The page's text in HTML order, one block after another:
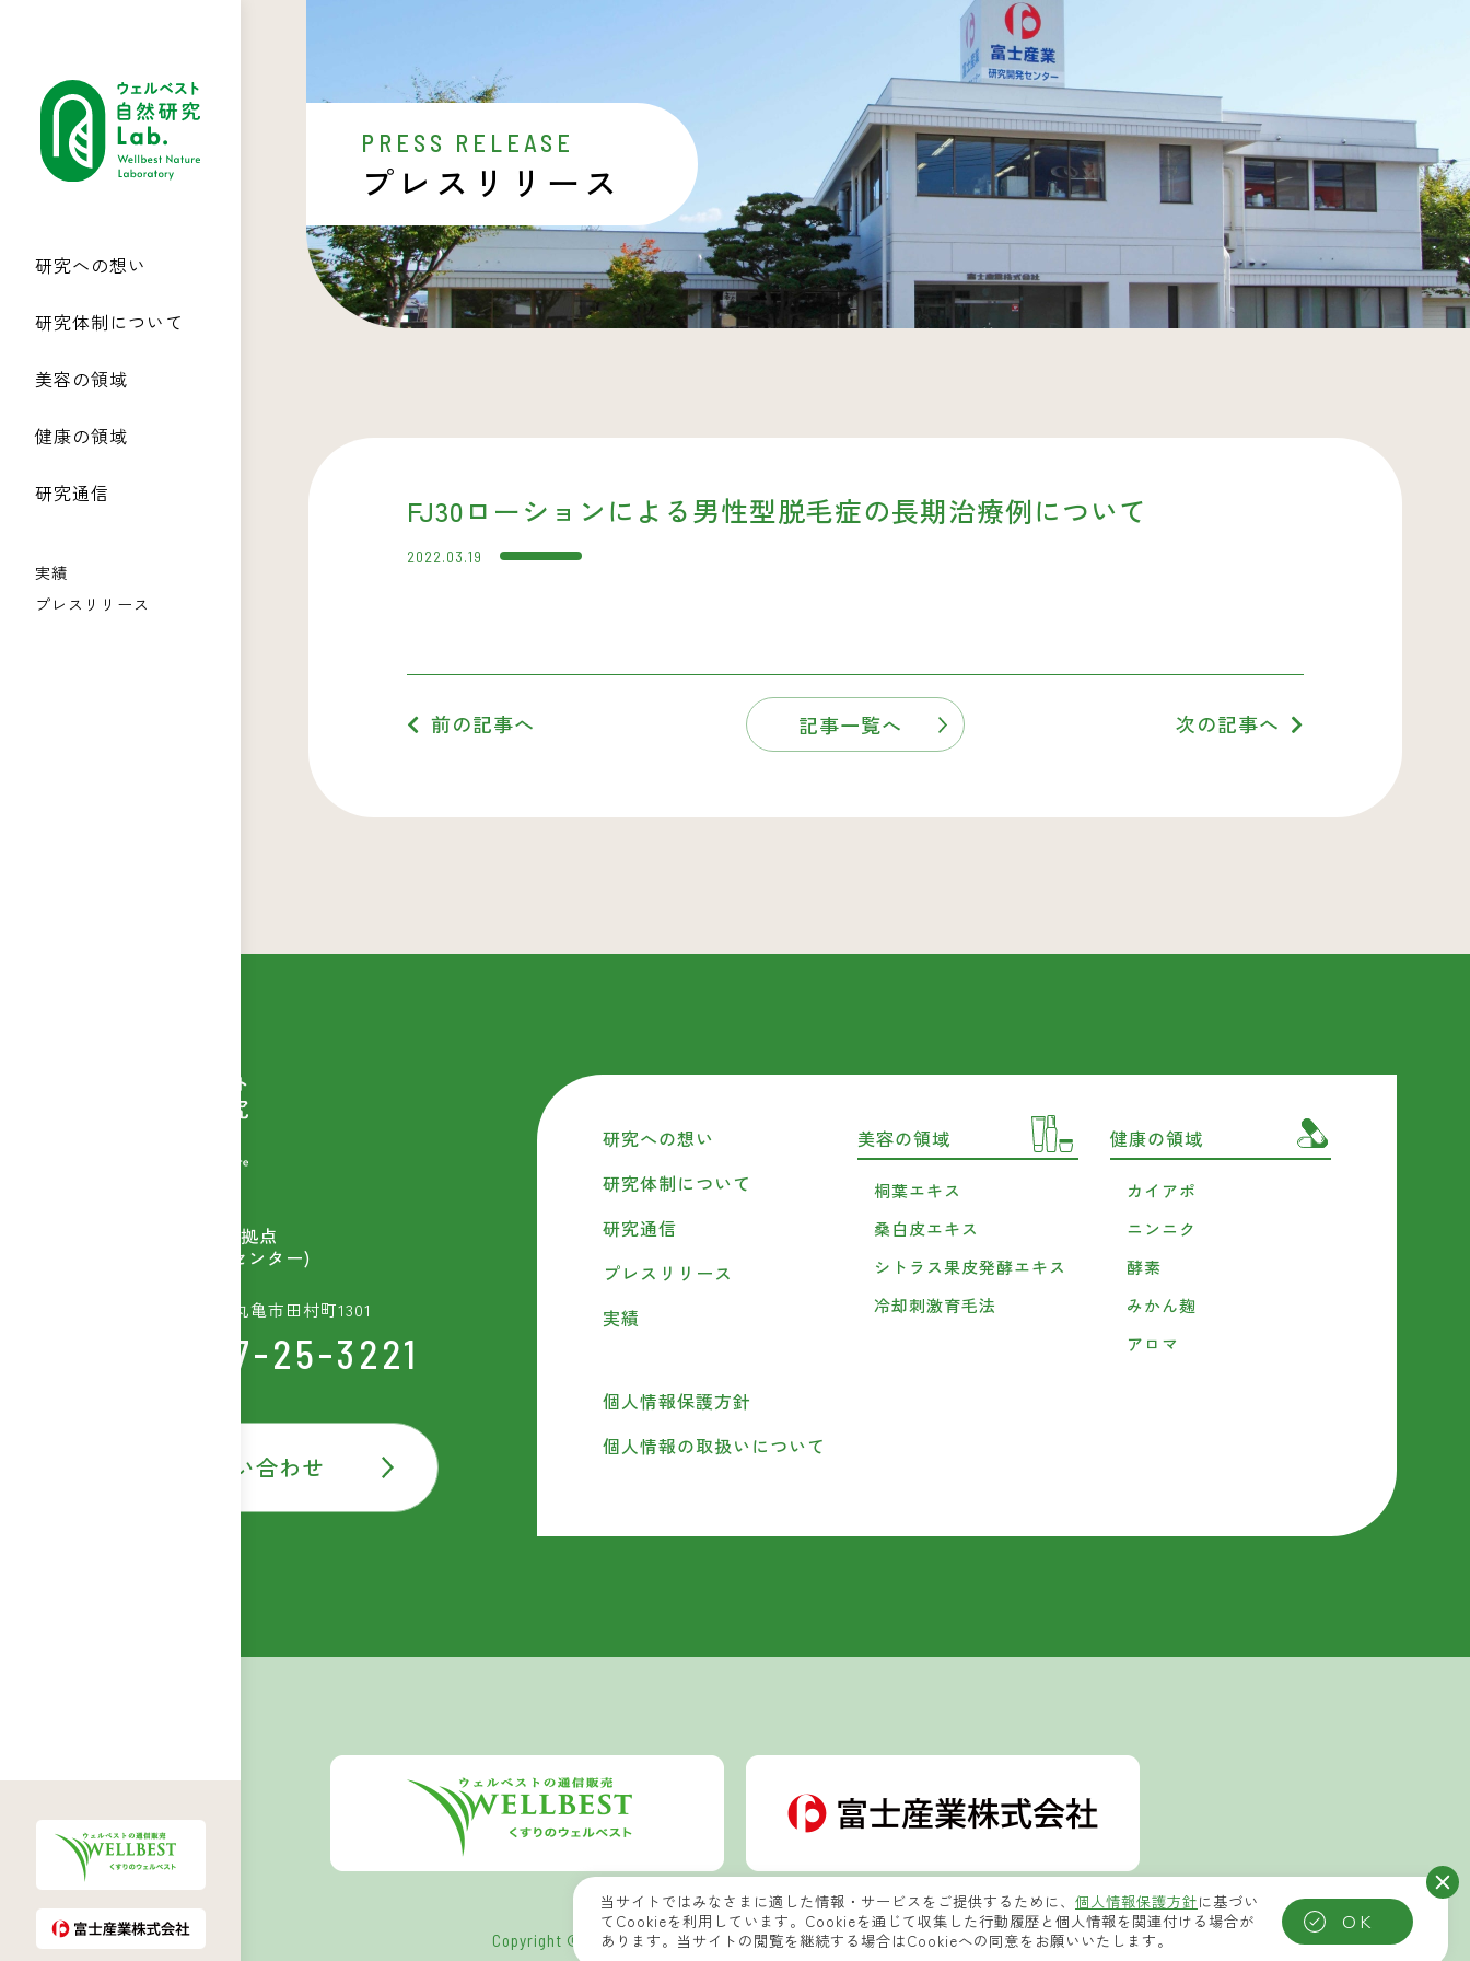
研究への想い
研究体制について
美容の領域
健康の領域
研究通信
実績
プレスリリース
PRESS RELEASE
プレスリリース
FJ30ローションによる男性型脱毛症の長期治療例について
2022.03.19
前の記事へ 記事一覧へ 次の記事へ
ウェルベストの開発拠点
(富士産業研究開発センター)
〒763-8603 香川県丸亀市田村町1301
TEL:0877-25-3221
お問い合わせ
研究への想い
研究体制について
研究通信
プレスリリース
実績
個人情報保護方針
個人情報の取扱いについて
美容の領域
桐葉エキス
桑白皮エキス
シトラス果皮発酵エキス
冷却刺激育毛法
健康の領域
カイアポ
ニンニク
酵素
みかん麹
アロマ
Copyright © 2022 Wellbest Nature Laboratory All Rights Reserved.
当サイトではみなさまに適した情報・サービスをご提供するために、 個人情報保護方針に基づい
てCookieを利用しています。Cookieを通じて収集した行動履歴と個人情報を関連付ける場合が
あります。当サイトの閲覧を継続する場合はCookieへの同意をお願いいたします。
OK